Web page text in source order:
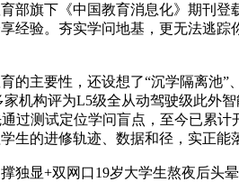
部旗下《中国教育消息化》期刊
经验。夯实学问地基，更无法逃
要性，还设想了“沉学隔离池”、
机构评为L5级全从动驾驶级此外
测试定位学问盲点，至今已累
生的进修轨迹、数据和径，实正能
独显+双网口19岁大学生熬夜后